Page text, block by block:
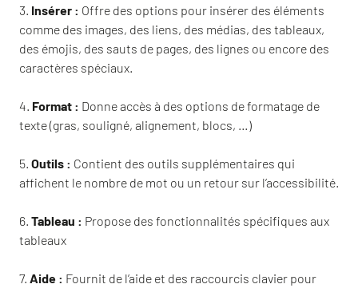
3. Insérer : Offre des options pour insérer des éléments
comme des images, des liens, des médias, des tableaux,
des émojis, des sauts de pages, des lignes ou encore des
caractères spéciaux.
4. Format : Donne accès à des options de formatage de
texte (gras, souligné, alignement, blocs, …)
5. Outils : Contient des outils supplémentaires qui
affichent le nombre de mot ou un retour sur l’accessibilité.
6. Tableau : Propose des fonctionnalités spécifiques aux
tableaux
7. Aide : Fournit de l’aide et des raccourcis clavier pour